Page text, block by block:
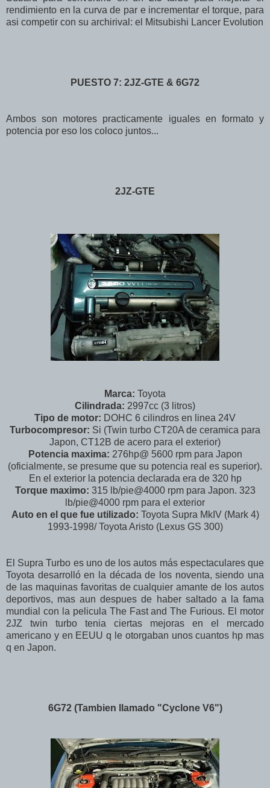
rendimiento en la curva de par e incrementar el torque, para
asi competir con su archirival: el Mitsubishi Lancer Evolution
PUESTO 7: 2JZ-GTE & 6G72
Ambos son motores practicamente iguales en formato y
potencia por eso los coloco juntos...
2JZ-GTE
Marca: Toyota
Cilindrada: 2997cc (3 litros)
Tipo de motor: DOHC 6 cilindros en linea 24V
Turbocompresor: Si (Twin turbo CT20A de ceramica para
Japon, CT12B de acero para el exterior)
Potencia maxima: 276hp@ 5600 rpm para Japon
(oficialmente, se presume que su potencia real es superior).
En el exterior la potencia declarada era de 320 hp
Torque maximo: 315 lb/pie@4000 rpm para Japon. 323
lb/pie@4000 rpm para el exterior
Auto en el que fue utilizado: Toyota Supra MkIV (Mark 4)
1993-1998/ Toyota Aristo (Lexus GS 300)
El Supra Turbo es uno de los autos más espectaculares que
Toyota desarrolló en la década de los noventa, siendo una
de las maquinas favoritas de cualquier amante de los autos
deportivos, mas aun despues de haber saltado a la fama
mundial con la pelicula The Fast and The Furious. El motor
2JZ twin turbo tenia ciertas mejoras en el mercado
americano y en EEUU q le otorgaban unos cuantos hp mas
q en Japon.
6G72 (Tambien llamado "Cyclone V6")